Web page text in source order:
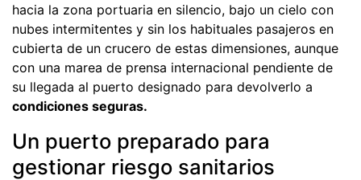
hacia la zona portuaria en silencio, bajo un cielo con
nubes intermitentes y sin los habituales pasajeros en
cubierta de un crucero de estas dimensiones, aunque
con una marea de prensa internacional pendiente de
su llegada al puerto designado para devolverlo a
condiciones seguras.
Un puerto preparado para
gestionar riesgo sanitarios